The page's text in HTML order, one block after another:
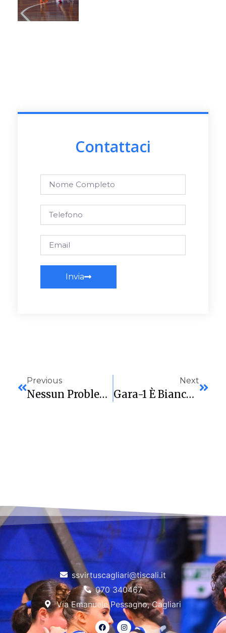
Contattaci
Invia
Previous
Nessun Problema: La Virtus Batte Il Selargius Anche In Gara-Due (93-42) E In Finale Trova Il Cus Cagliari
Next
Gara-1 È Biancoblu
ssvirtuscagliari@tiscali.it
070 340467
Via Emanuele Pessagno, Cagliari